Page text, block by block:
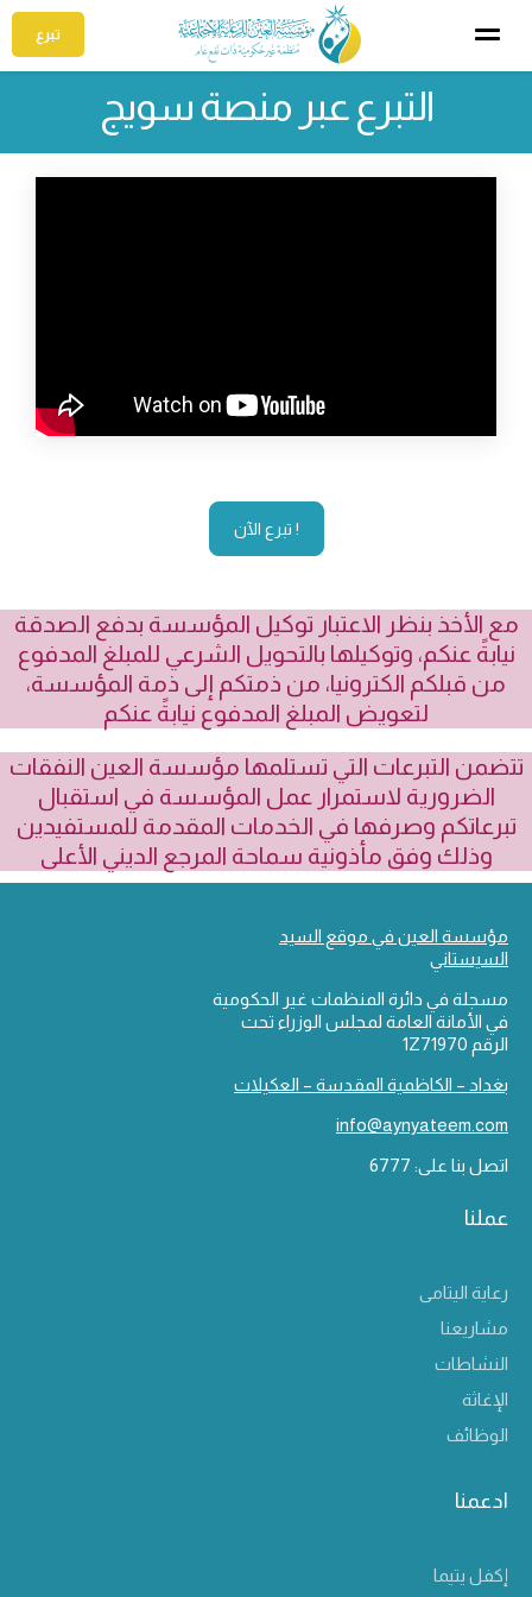
تبرع
التبرع عبر منصة سويج
تبرع الآن !
مع الأخذ بنظر الاعتبار توكيل المؤسسة بدفع الصدقة
نيابةً عنكم، وتوكيلها بالتحويل الشرعي للمبلغ المدفوع
من قبلكم الكترونيا، من ذمتكم إلى ذمة المؤسسة،
لتعويض المبلغ المدفوع نيابةً عنكم
تتضمن التبرعات التي تستلمها مؤسسة العين النفقات
الضرورية لاستمرار عمل المؤسسة في استقبال
تبرعاتكم وصرفها في الخدمات المقدمة للمستفيدين
وذلك وفق مأذونية سماحة المرجع الديني الأعلى
مؤسسة العين في موقع السيد
السيستاني
مسجلة في دائرة المنظمات غير الحكومية
في الأمانة العامة لمجلس الوزراء تحت
الرقم 1Z71970
بغداد – الكاظمية المقدسة – العكيلات
info@aynyateem.com
اتصل بنا على: 6777
عملنا
رعاية اليتامى
مشاريعنا
النشاطات
الإغاثة
الوظائف
ادعمنا
إكفل يتيما